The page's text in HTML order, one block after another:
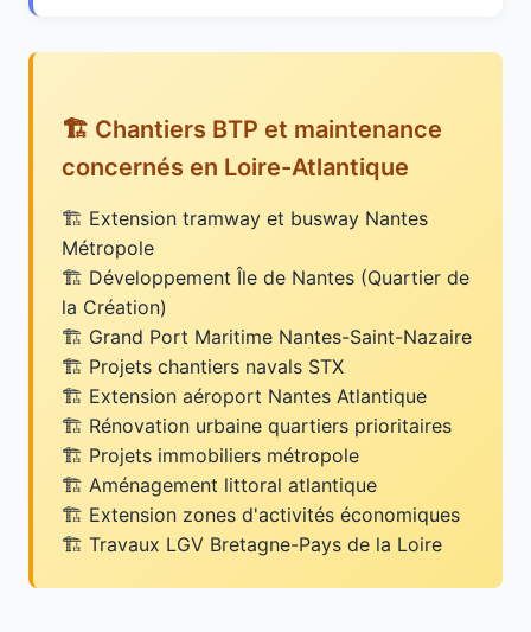
🏗️ Chantiers BTP et maintenance
concernés en Loire-Atlantique
Extension tramway et busway Nantes
Métropole
Développement Île de Nantes (Quartier de
la Création)
Grand Port Maritime Nantes-Saint-Nazaire
Projets chantiers navals STX
Extension aéroport Nantes Atlantique
Rénovation urbaine quartiers prioritaires
Projets immobiliers métropole
Aménagement littoral atlantique
Extension zones d'activités économiques
Travaux LGV Bretagne-Pays de la Loire